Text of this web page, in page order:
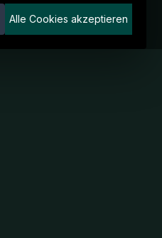
Alle Cookies akzeptieren